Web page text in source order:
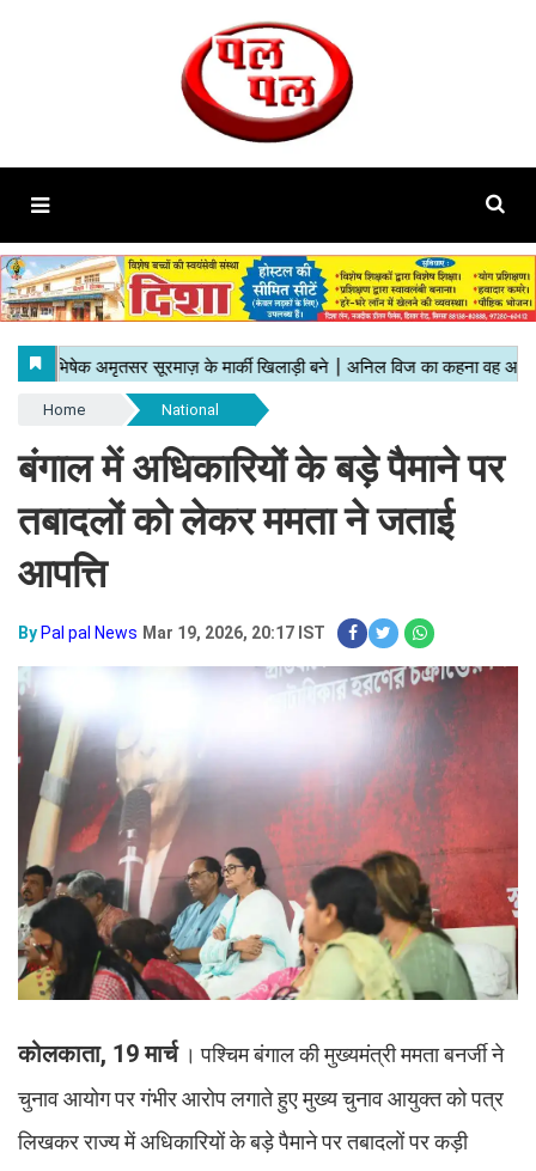
Home National
बंगाल में अधिकारियों के बड़े पैमाने पर
तबादलों काे लेकर ममता ने जताई
आपत्ति
By Pal pal News Mar 19, 2026, 20:17 IST
कोलकाता, 19 मार्च। पश्चिम बंगाल की मुख्यमंत्री ममता बनर्जी ने
चुनाव आयोग पर गंभीर आरोप लगाते हुए मुख्य चुनाव आयुक्त को पत्र
लिखकर राज्य में अधिकारियों के बड़े पैमाने पर तबादलों पर कड़ी